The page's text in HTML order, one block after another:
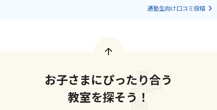
通塾生向け口コミ投稿
お子さまにぴったり合う
教室を探そう！